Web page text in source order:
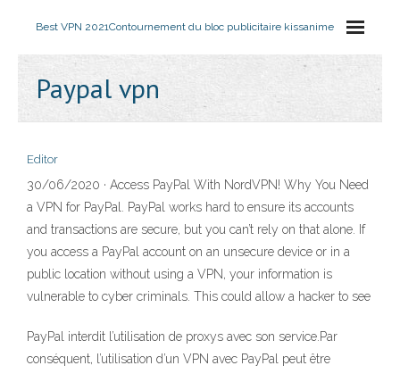
Best VPN 2021Contournement du bloc publicitaire kissanime
Paypal vpn
Editor
30/06/2020 · Access PayPal With NordVPN! Why You Need
a VPN for PayPal. PayPal works hard to ensure its accounts
and transactions are secure, but you can’t rely on that alone. If
you access a PayPal account on an unsecure device or in a
public location without using a VPN, your information is
vulnerable to cyber criminals. This could allow a hacker to see
PayPal interdit l’utilisation de proxys avec son service.Par
conséquent, l’utilisation d’un VPN avec PayPal peut être